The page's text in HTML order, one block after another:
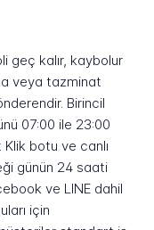
geç kalır, kaybolur
veya tazminat
Birincil
07:00 ile 23:00
Klik botu ve canlı
günün 24 saati
ve LINE dahil
için